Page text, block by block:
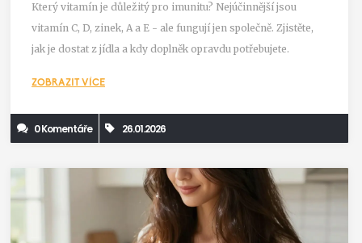
Který vitamín je důležitý pro imunitu? Nejúčinnější jsou
vitamín C, D, zinek, A a E - ale fungují jen společně. Zjistěte,
jak je dostat z jídla a kdy doplněk opravdu potřebujete.
ZOBRAZIT VÍCE
0 Komentáře 26.01.2026